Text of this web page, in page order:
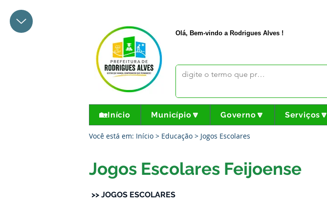
Olá, Bem-vindo a Rodrigues Alves !
🏡Início Município🔽 Governo🔽 Serviços🔽
Você está em: Início > Educação > Jogos Escolares
Jogos Escolares Feijoense
>> JOGOS ESCOLARES